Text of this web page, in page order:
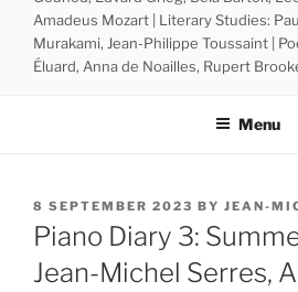
Amadeus Mozart | Literary Studies:
Murakami, Jean-Philippe Toussaint |
Éluard, Anna de Noailles, Rupert
Menu
POSTED
ON
8 SEPTEMBER 2023 BY JEAN-
Piano Diary 3:
Jean-Michel Serres,